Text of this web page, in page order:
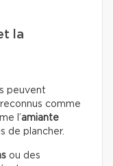
la
peuvent
comme
l’amiante
de plancher.
ou des